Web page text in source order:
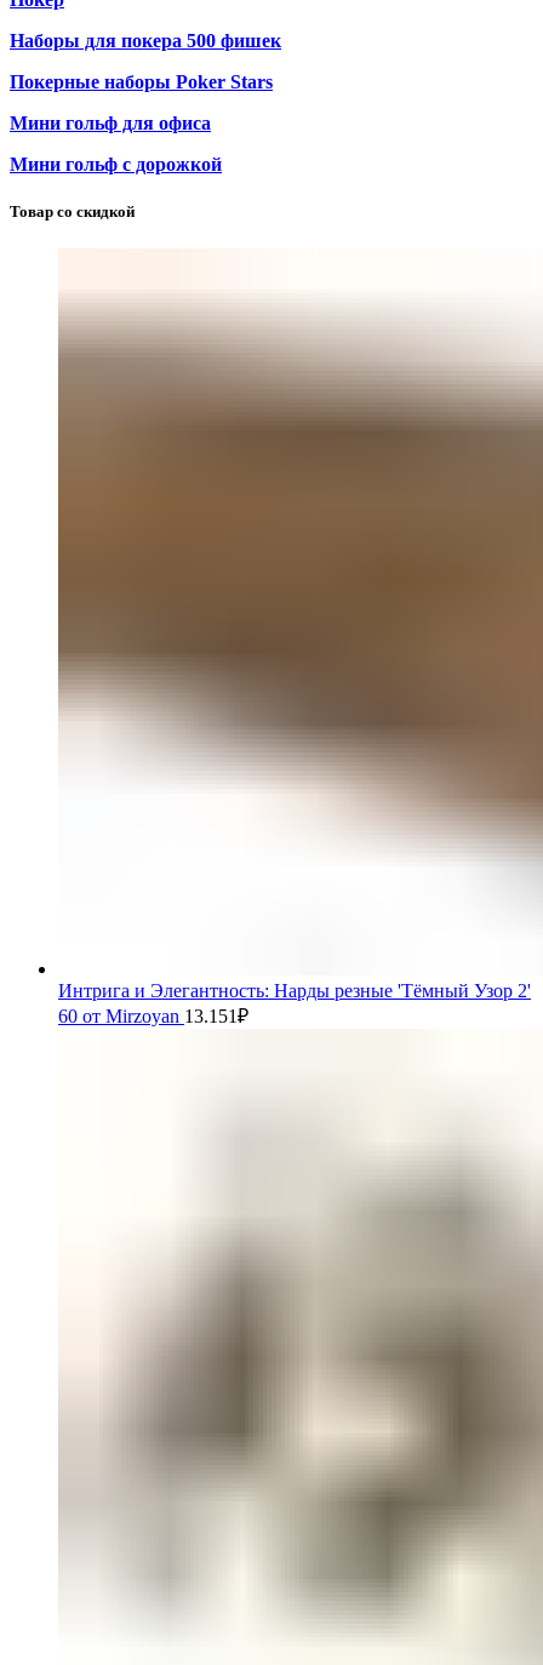
Наборы для покера 500 фишек
Покерные наборы Poker Stars
Мини гольф для офиса
Мини гольф с дорожкой
Товар со скидкой
Интрига и Элегантность: Нарды резные 'Тёмный Узор 2'
60 от Mirzoyan 13.151₽